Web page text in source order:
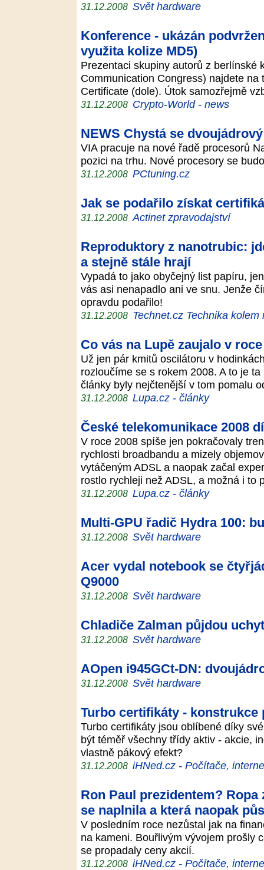
31.12.2008 Svět hardware
Konference - ukázán
využita kolize MD5)
Prezentaci skupiny autorů z berlínské
Communication Congress) najdete
Certificate (dole). Útok samozřejmě
31.12.2008 Crypto-World - news
NEWS Chystá se
VIA pracuje na nové řadě procesorů
pozici na trhu. Nové procesory se
31.12.2008 PCtuning.cz
Jak se podařilo získat
31.12.2008 Actinet zpravodajství
Reproduktory z nanotrubic:
a stejně stále hrají
Vypadá to jako obyčejný list papíru,
vás asi nenapadlo ani ve snu. Jenže
opravdu podařilo!
31.12.2008 Technet.cz Technika kolem
Co vás na Lupě zaujalo v roce
Už jen pár kmitů oscilátoru v
rozloučíme se s rokem 2008. A to je
články byly nejčtenější v tom pomalu
31.12.2008 Lupa.cz - články
České telekomunikace 2008
V roce 2008 spíše jen pokračovaly
rychlosti broadbandu a mizely
vytáčeným ADSL a naopak začal
rostlo rychleji než ADSL, a možná i
31.12.2008 Lupa.cz - články
Multi-GPU řadič Hydra 100:
31.12.2008 Svět hardware
Acer vydal notebook se
Q9000
31.12.2008 Svět hardware
Chladiče Zalman půjdou
31.12.2008 Svět hardware
AOpen i945GCt-DN:
31.12.2008 Svět hardware
Turbo certifikáty - konstrukce
Turbo certifikáty jsou oblíbené díky
být téměř všechny třídy aktiv - akcie,
vlastně pákový efekt?
31.12.2008 iHNed.cz - Počítače,
Ron Paul prezidentem?
se naplnila a která naopak
V posledním roce nezůstal jak na
na kameni. Bouřlivým vývojem prošly
se propadaly ceny akcií.
31.12.2008 iHNed.cz - Počítače,